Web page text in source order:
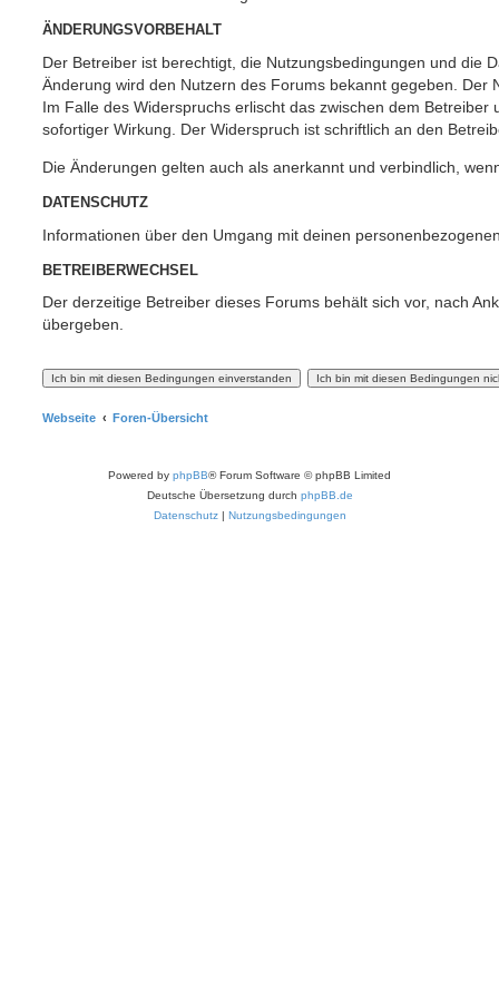
ÄNDERUNGSVORBEHALT
Der Betreiber ist berechtigt, die Nutzungsbedingungen und die
Änderung wird den Nutzern des Forums bekannt gegeben.
Im Falle des Widerspruchs erlischt das zwischen dem
sofortiger Wirkung. Der Widerspruch ist schriftlich an den
Die Änderungen gelten auch als anerkannt und verbindlich,
DATENSCHUTZ
Informationen über den Umgang mit deinen
BETREIBERWECHSEL
Der derzeitige Betreiber dieses Forums behält sich vor, nach
übergeben.
Webseite Foren-Übersicht
Powered by phpBB® Forum Software © phpBB Limited
Deutsche Übersetzung durch phpBB.de
Datenschutz| Nutzungsbedingungen